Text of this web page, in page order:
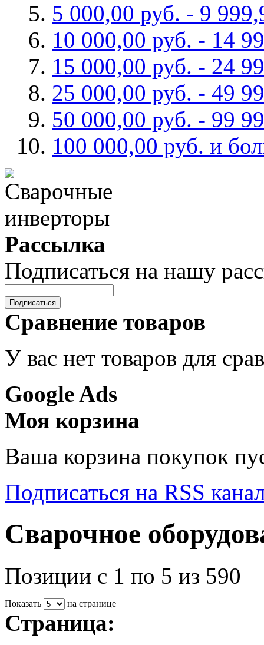
5 000,00 руб. - 9
10 000,00 руб. - 14
15 000,00 руб. - 24
25 000,00 руб. - 49
50 000,00 руб. - 99
100 000,00 руб. и
Рассылка
Подписаться на нашу
Подписаться
Сравнение товаров
У вас нет товаров для
Google Ads
Моя корзина
Ваша корзина покупок
Подписаться на RSS
Сварочное
Позиции с 1 по 5 из 590
Показать на странице
Страница: